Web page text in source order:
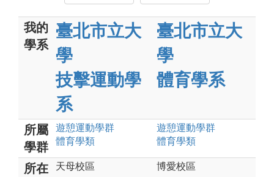
我的
學系
臺北市立大
學
技擊運動學
系
臺北市立大
學
體育學系
所屬
學群
遊憩運動學群
體育學類
遊憩運動學群
體育學類
所在
天母校區
博愛校區